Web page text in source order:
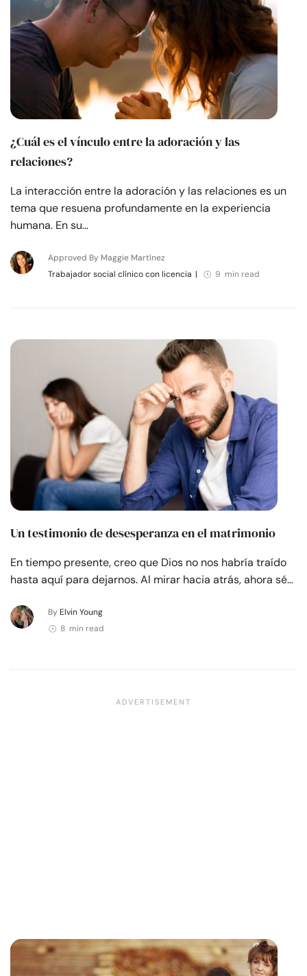
¿Cuál es el vínculo entre la adoración y las
relaciones?
La interacción entre la adoración y las relaciones es un
tema que resuena profundamente en la experiencia
humana. En su…
Approved By Maggie Martínez
Trabajador social clínico con licencia | 9 min read
Un testimonio de desesperanza en el matrimonio
En tiempo presente, creo que Dios no nos habría traído
hasta aquí para dejarnos. Al mirar hacia atrás, ahora sé…
By Elvin Young
8 min read